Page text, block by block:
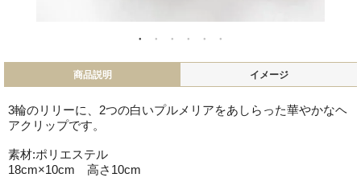
商品説明 イメージ
3輪のリリーに、2つの白いプルメリアをあしらった華やかなヘ
アクリップです。
素材:ポリエステル
18cm×10cm 高さ10cm